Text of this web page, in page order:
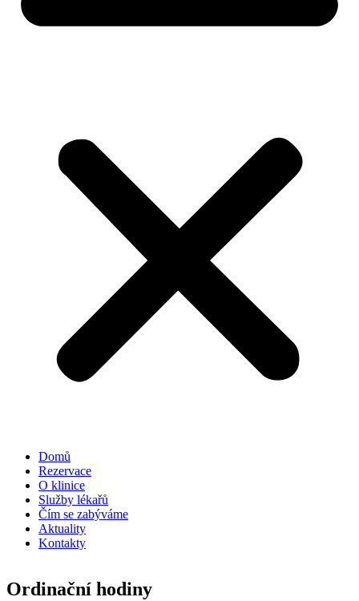
Domů
Rezervace
O klinice
Služby lékařů
Čím se zabýváme
Aktuality
Kontakty
Ordinační hodiny